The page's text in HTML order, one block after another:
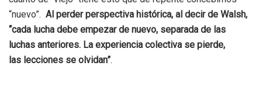
“nuevo”. Al perder perspectiva histórica, al decir de Walsh,
“cada lucha debe empezar de nuevo, separada de las
luchas anteriores. La experiencia colectiva se pierde,
las lecciones se olvidan”.